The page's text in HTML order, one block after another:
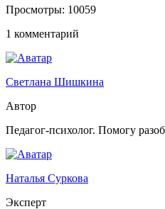
Просмотры: 10059
1 комментарий
Светлана Шишкина
Автор
Педагог-психолог. Помогу
Наталья Суркова
Эксперт